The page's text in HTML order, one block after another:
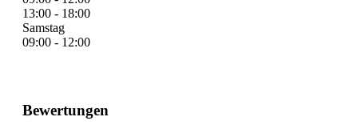
13:00 - 18:00
Samstag
09:00 - 12:00
Bewertungen